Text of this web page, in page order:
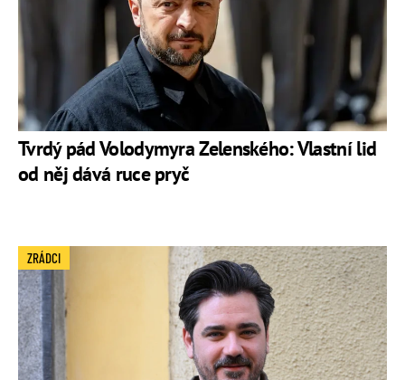
Tvrdý pád Volodymyra Zelenského: Vlastní lid
od něj dává ruce pryč
ZRÁDCI